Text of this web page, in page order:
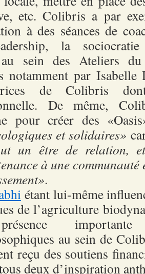
etc. Colibris a par
à des séances de
la
sein des Ateliers
notamment par Isabelle
de Colibris
De même,
pour créer des
et solidaires»
un être de relation,
à une communauté
.
étant lui-même
de l’agriculture
au sein de
reçu des soutiens
deux d’inspiration